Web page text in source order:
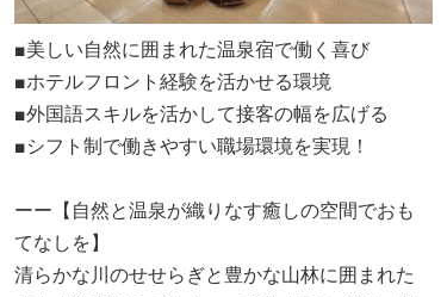
■美しい自然に囲まれた温泉宿で働く喜び
■ホテルフロント経験を活かせる環境
■外国語スキルを活かして接客の幅を広げる
■シフト制で働きやすい職場環境を実現！
ーー【自然と温泉が織りなす癒しの空間でおも
てなしを】
清らかな川のせせらぎと豊かな山林に囲まれた